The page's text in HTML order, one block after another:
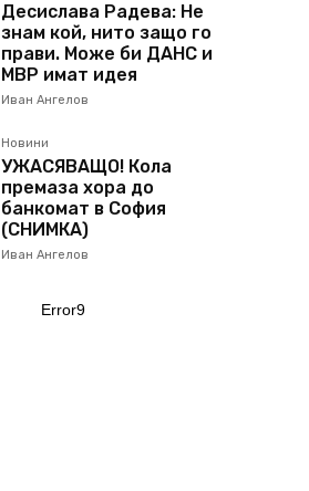
Десислава Радева: Не
знам кой, нито защо го
прави. Може би ДАНС и
МВР имат идея
Иван Ангелов
Новини
УЖАСЯВАЩО! Кола
премаза хора до
банкомат в София
(СНИМКА)
Иван Ангелов
Error9